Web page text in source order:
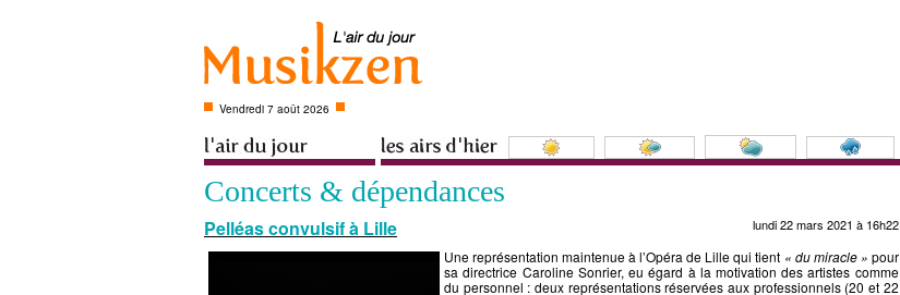
Vendredi 7 août 2026
Concerts & dépendances
Pelléas convulsif à Lille lundi 22 mars 2021 à 16h22
Une représentation maintenue à l’Opéra de Lille qui tient « du miracle » pour
sa directrice Caroline Sonrier, eu égard à la motivation des artistes comme
du personnel : deux représentations réservées aux professionnels (20 et 22